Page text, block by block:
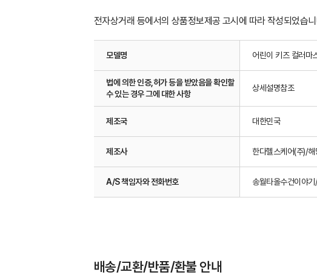
전자상거래 등에서의 상품정보제공 고시에 따라 작성되었습
모델명 어린이 키즈 컬러마
법에 의한 인증,허가 등을 받았음을 확인할
수 있는 경우 그에 대한 사항
상세설명참조
제조국 대한민국
제조사 한다헬스케어(주)/해
A/S 책임자와 전화번호 송월타올수건이야
배송/교환/반품/환불 안내